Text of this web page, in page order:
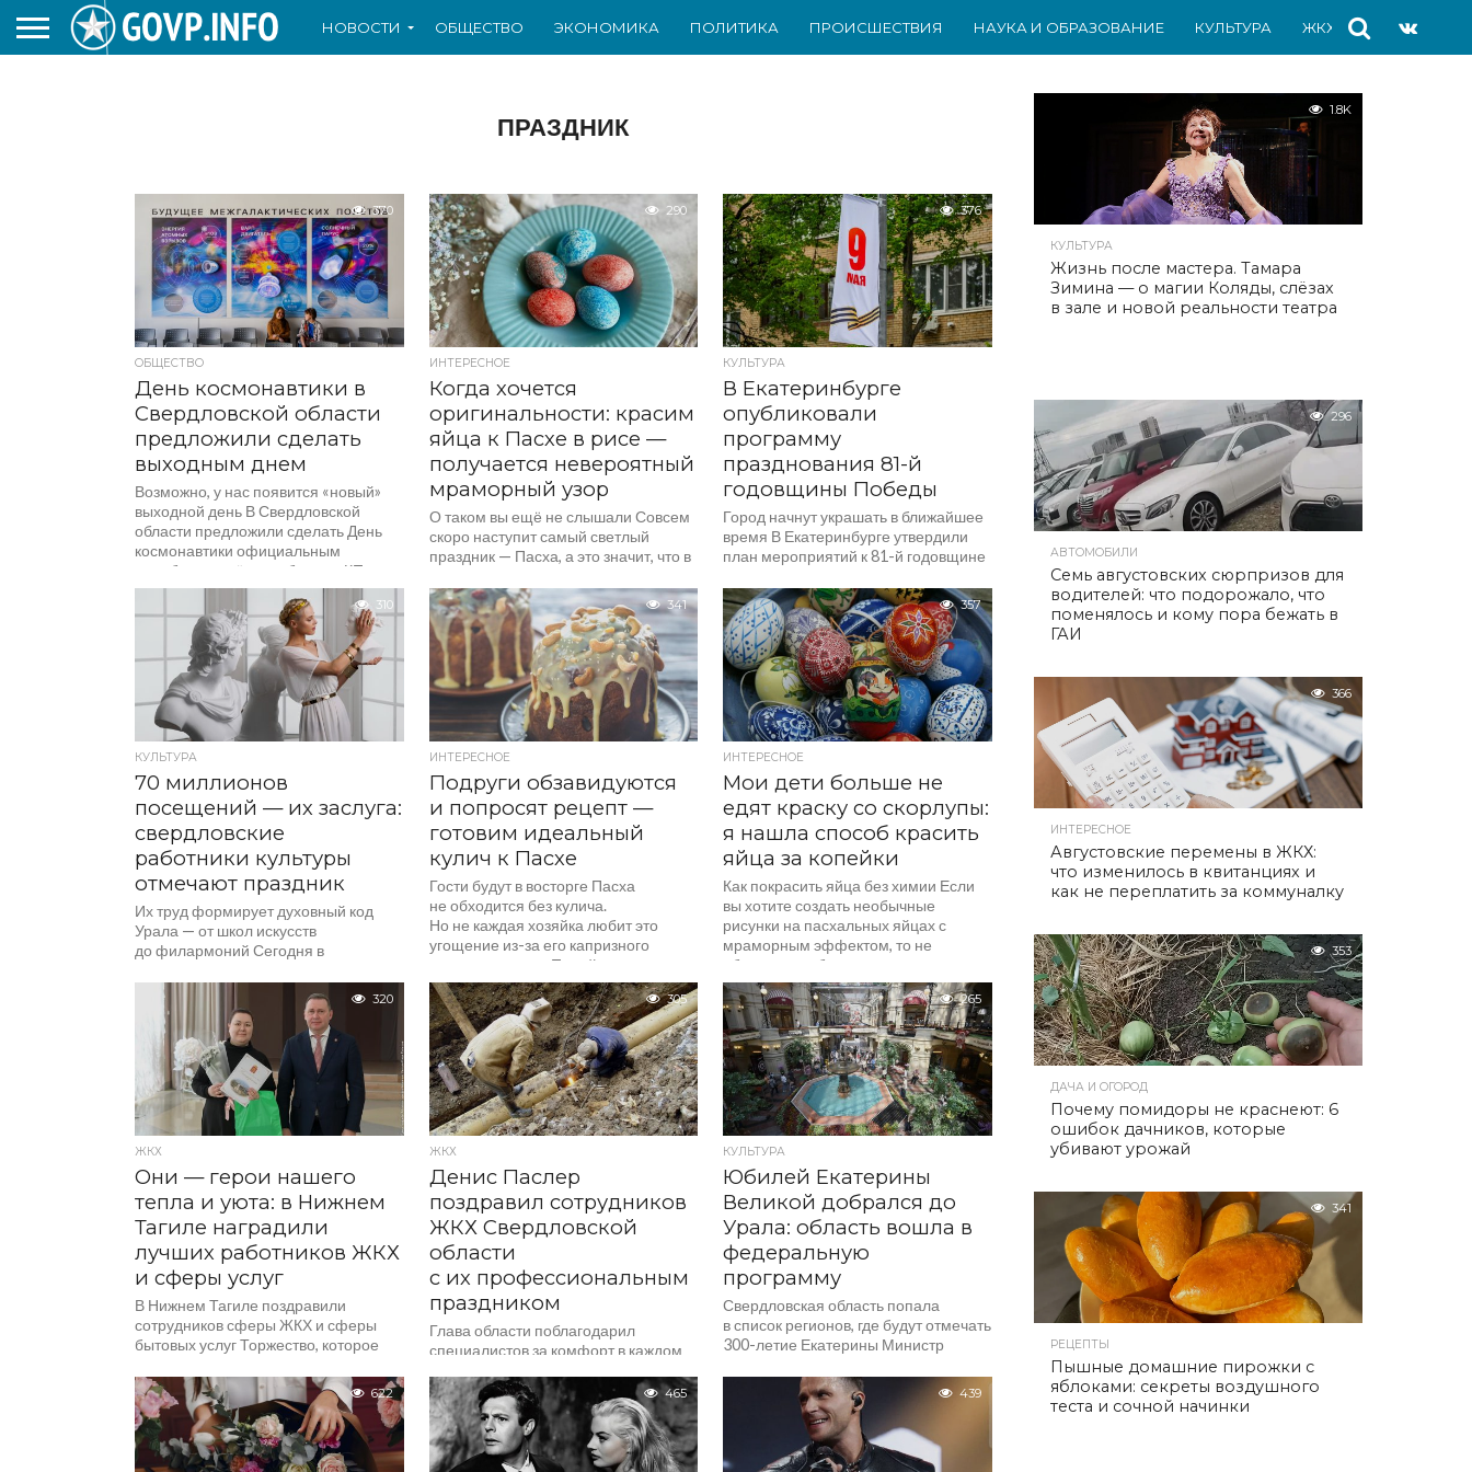
НОВОСТИ ОБЩЕСТВО ЭКОНОМИКА ПОЛИТИКА ПРОИСШЕСТВИЯ НАУКА И ОБРАЗОВАНИЕ КУЛЬТУРА ЖКХ СПОРТ
ПРАЗДНИК
370
ОБЩЕСТВО
День космонавтики в
Свердловской области
предложили сделать
выходным днем
Возможно, у нас появится «новый»
выходной день В Свердловской
области предложили сделать День
космонавтики официальным
нерабочим днём, сообщает «КП-
Екатеринбург». Такое обращение
на имя председателя Госдумы...
290
ИНТЕРЕСНОЕ
Когда хочется
оригинальности: красим
яйца к Пасхе в рисе —
получается невероятный
мраморный узор
О таком вы ещё не слышали Совсем
скоро наступит самый светлый
праздник — Пасха, а это значит, что в
376
КУЛЬТУРА
В Екатеринбурге
опубликовали
программу
празднования 81-й
годовщины Победы
Город начнут украшать в ближайшее
время В Екатеринбурге утвердили
план мероприятий к 81-й годовщине
войне, сообщает пресс-служба
мэрии. Праздничные события
стартуют уже...
310
КУЛЬТУРА
70 миллионов
посещений — их заслуга:
свердловские
работники культуры
отмечают праздник
Их труд формирует духовный код
Урала — от школ искусств
до филармоний Сегодня в
России, чествуют работников
культуры. В регионе в этой сфере...
341
ИНТЕРЕСНОЕ
Подруги обзавидуются
и попросят рецепт —
готовим идеальный
кулич к Пасхе
Гости будут в восторге Пасха
не обходится без кулича.
Но не каждая хозяйка любит это
угощение из-за его капризного
приготовления. «Пятый канал —
новости и видео» раскрывает
несколько нюансов...
357
ИНТЕРЕСНОЕ
Мои дети больше не
едят краску со скорлупы:
я нашла способ красить
яйца за копейки
Как покрасить яйца без химии Если
вы хотите создать необычные
рисунки на пасхальных яйцах с
мраморным эффектом, то не
обязательно бежать в...
320
ЖКХ
Они — герои нашего
тепла и уюта: в Нижнем
Тагиле наградили
лучших работников ЖКХ
и сферы услуг
В Нижнем Тагиле поздравили
сотрудников сферы ЖКХ и сферы
бытовых услуг Торжество, которое
бытового обслуживания и жилищно-
коммунального хозяйства, прошло
во Дворце культуры «Юбилейный»....
305
ЖКХ
Денис Паслер
поздравил сотрудников
ЖКХ Свердловской
области
с их профессиональным
праздником
Глава области поблагодарил
специалистов за комфорт в каждом
с поздравлениями к сотрудникам
сферы ЖКХ и бытового
обслуживания Свердловской области
по случаю их профессионального
праздника. Он выразил...
265
КУЛЬТУРА
Юбилей Екатерины
Великой добрался до
Урала: область вошла в
федеральную
программу
Свердловская область попала
в список регионов, где будут отмечать
300-летие Екатерины Министр
рассказала, как страна готовится
к круглой дате, 300 лет...
622 465 439
1.8K
КУЛЬТУРА
Жизнь после мастера. Тамара
Зимина — о магии Коляды, слёзах
в зале и новой реальности театра
296
АВТОМОБИЛИ
Семь августовских сюрпризов для
водителей: что подорожало, что
поменялось и кому пора бежать в
ГАИ
366
ИНТЕРЕСНОЕ
Августовские перемены в ЖКХ:
что изменилось в квитанциях и
как не переплатить за коммуналку
353
ДАЧА И ОГОРОД
Почему помидоры не краснеют: 6
ошибок дачников, которые
убивают урожай
341
РЕЦЕПТЫ
Пышные домашние пирожки с
яблоками: секреты воздушного
теста и сочной начинки